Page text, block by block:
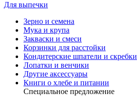
Для выпечки
Зерно и семена
Мука и крупа
Закваски и смеси
Корзинки для расстойки
Кондитерские шпатели и скребки
Лопатки и венчики
Другие аксессуары
Книги о хлебе и питании
Специальное предложение